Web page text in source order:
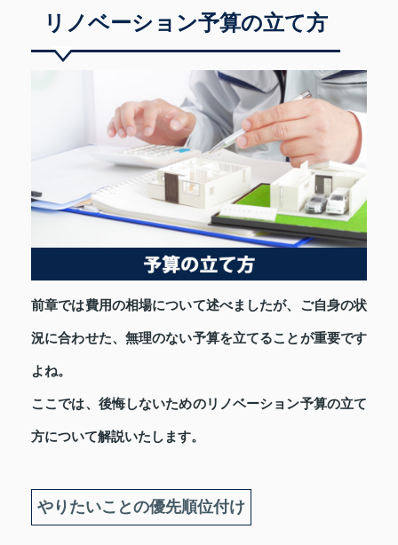
リノベーション予算の立て方
前章では費用の相場について述べましたが、ご自身の状
況に合わせた、無理のない予算を立てることが重要です
よね。
ここでは、後悔しないためのリノベーション予算の立て
方について解説いたします。
やりたいことの優先順位付け